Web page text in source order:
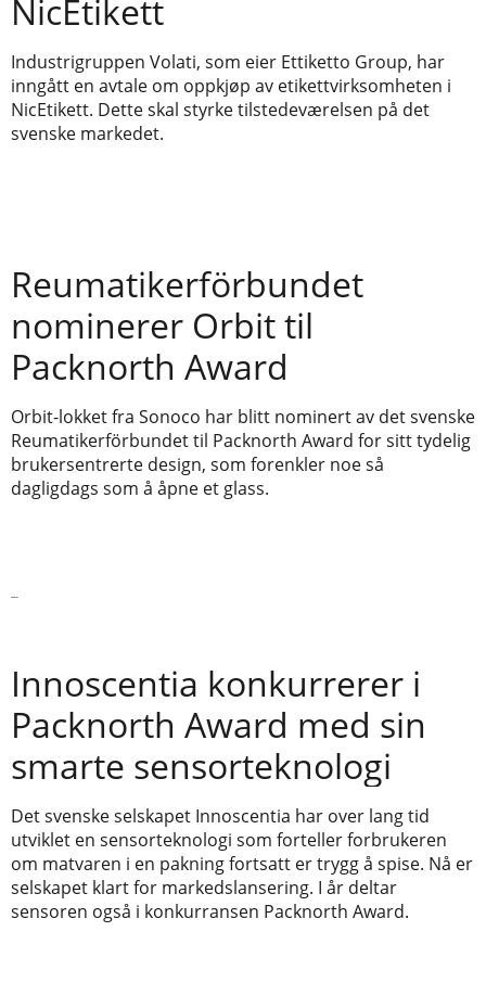
NicEtikett
Industrigruppen Volati, som eier Ettiketto Group, har
inngått en avtale om oppkjøp av etikettvirksomheten i
NicEtikett. Dette skal styrke tilstedeværelsen på det
svenske markedet.
Reumatikerförbundet
nominerer Orbit til
Packnorth Award
Orbit-lokket fra Sonoco har blitt nominert av det svenske
Reumatikerförbundet til Packnorth Award for sitt tydelig
brukersentrerte design, som forenkler noe så
dagligdags som å åpne et glass.
Innoscentia konkurrerer i
Packnorth Award med sin
smarte sensorteknologi
Det svenske selskapet Innoscentia har over lang tid
utviklet en sensorteknologi som forteller forbrukeren
om matvaren i en pakning fortsatt er trygg å spise. Nå er
selskapet klart for markedslansering. I år deltar
sensoren også i konkurransen Packnorth Award.